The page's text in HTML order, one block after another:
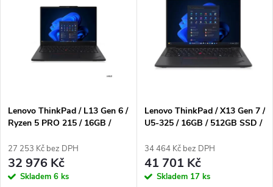
p
r
Abecedně
s
p
r
Lenovo ThinkPad / L13 Gen 6 /
Ryzen 5 PRO 215 / 16GB /
IPS / 3yOnSite / Win11 Pro /
černá
27 253 Kč bez DPH
32 976 Kč
Skladem 6 ks
Lenovo ThinkPad / X13 Gen 7 /
U5-325 / 16GB / 512GB SSD /
Win11 Pro / černá
34 464 Kč bez DPH
41 701 Kč
Skladem 17 ks